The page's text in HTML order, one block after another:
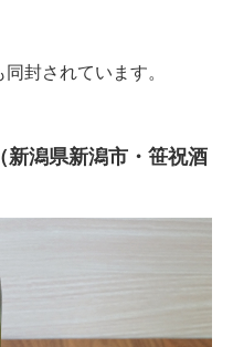
封されています。
潟県新潟市・笹祝酒